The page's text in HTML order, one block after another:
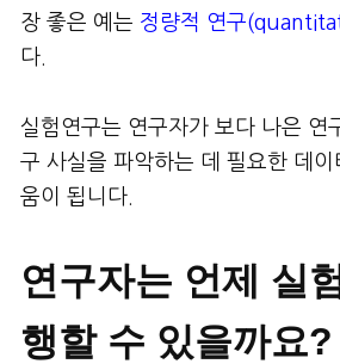
장 좋은 예는 정량적 연구
다.
실험연구는 연구자가 보다 나은 연
구 사실을 파악하는 데 필요한 데
움이 됩니다.
연구자는 언제 실
행할 수 있을까요?